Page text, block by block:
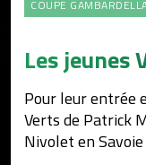
COUPE
Les jeunes
Pour leur entrée
Verts de Patrick
Nivolet en